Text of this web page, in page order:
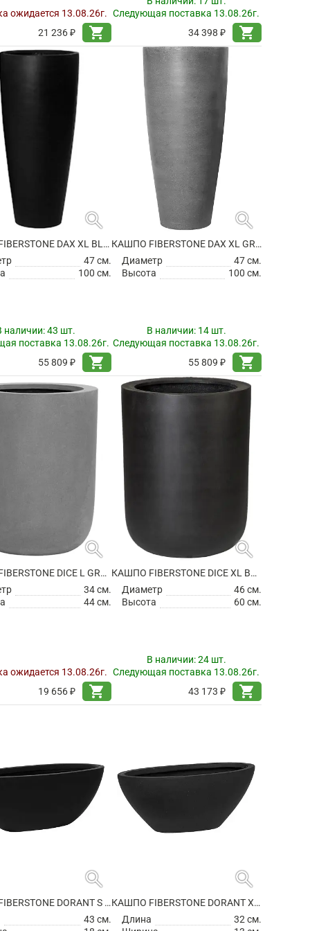
ожидается 13.08.26г.
21 236 ₽
shopping_cart
Следующая поставка 13.08.26г.
34 398 ₽
shopping_cart
search
КАШПО FIBERSTONE DAX XL BLACK
47 см.
100 см.
наличии:43 шт.
поставка 13.08.26г.
55 809 ₽
shopping_cart
search
КАШПО FIBERSTONE DAX XL GREY
Диаметр
47 см.
Высота
100 см.
В наличии: 14 шт.
Следующая поставка 13.08.26г.
55 809 ₽
shopping_cart
search
КАШПО FIBERSTONE DICE L GREY
34 см.
44 см.
ожидается 13.08.26г.
19 656 ₽
shopping_cart
search
КАШПО FIBERSTONE DICE XL BLACK
Диаметр
46 см.
Высота
60 см.
В наличии:24 шт.
Следующая поставка 13.08.26г.
43 173 ₽
shopping_cart
search
КАШПО FIBERSTONE DORANT S MATT BLACK
43 см.
search
КАШПО FIBERSTONE DORANT XS MATT BLACK
Длина
32 см.